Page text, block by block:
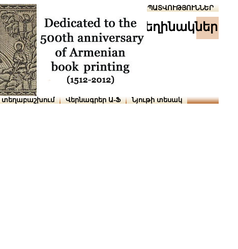
ՆԱԽԱՊԱՏՎՈՒԹՅՈՒՆՆԵՐ
հեղինակներ
տեղաբաշխում Վերնագրեր Ա-Ֆ Նյութի տեսակ